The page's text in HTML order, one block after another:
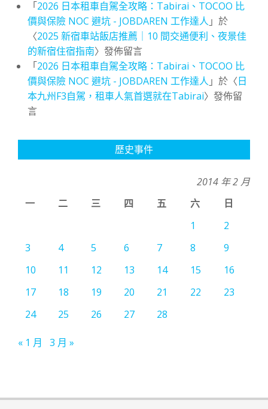
「2026 日本租車自駕全攻略：Tabirai、TOCOO 比
價與保險 NOC 避坑 - JOBDAREN 工作達人 」於
〈2025 新宿車站飯店推薦｜10 間交通便利、夜景佳
的新宿住宿指南〉發佈留言
「2026 日本租車自駕全攻略：Tabirai、TOCOO 比
價與保險 NOC 避坑 - JOBDAREN 工作達人 」於〈日
本九州F3自駕，租車人氣首選就在Tabirai〉發佈留
言
歷史事件
2014 年 2 月
一
二 三 四 五 六
日
1
2
3
4 5 6 7 8
9
10
11 12 13 14 15
16
17
18 19 20 21 22
23
24
25 26 27 28
« 1 月 3 月 »